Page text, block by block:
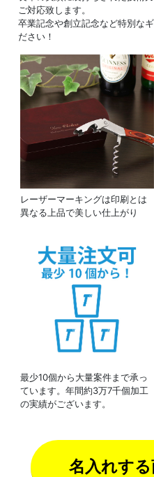
ご対応致します。
卒業記念や創立記念など特別な
ださい！
レーザーマーキングは印刷とは
異なる上品で美しい仕上がり
最少10個から大量案件まで承っ
ています。年間約3万7千個加工
の実績がございます。
名入れす